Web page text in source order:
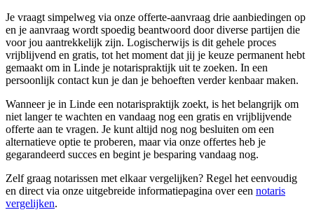
Je vraagt simpelweg via onze offerte-aanvraag drie aanbiedingen op
en je aanvraag wordt spoedig beantwoord door diverse partijen die
voor jou aantrekkelijk zijn. Logischerwijs is dit gehele proces
vrijblijvend en gratis, tot het moment dat jij je keuze permanent hebt
gemaakt om in Linde je notarispraktijk uit te zoeken. In een
persoonlijk contact kun je dan je behoeften verder kenbaar maken.
Wanneer je in Linde een notarispraktijk zoekt, is het belangrijk om
niet langer te wachten en vandaag nog een gratis en vrijblijvende
offerte aan te vragen. Je kunt altijd nog nog besluiten om een
alternatieve optie te proberen, maar via onze offertes heb je
gegarandeerd succes en begint je besparing vandaag nog.
Zelf graag notarissen met elkaar vergelijken? Regel het eenvoudig
en direct via onze uitgebreide informatiepagina over een notaris
vergelijken.